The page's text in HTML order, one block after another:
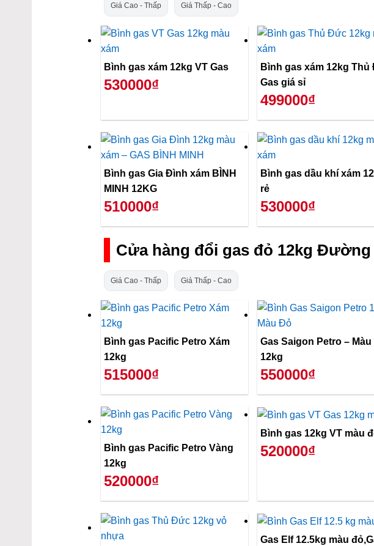
Giá Cao - Thấp Giá Thấp - Cao
Bình gas xám 12kg VT Gas
530000₫
Bình gas xám 12kg
Gas giá sỉ
499000₫
Bình gas Gia Đình xám BÌNH
MINH 12KG
510000₫
Bình gas dầu khí xám
rẻ
530000₫
Cửa hàng đổi gas đỏ 12kg Đường
Giá Cao - Thấp Giá Thấp - Cao
Bình gas Pacific Petro Xám
12kg
515000₫
Gas Saigon Petro –
12kg
550000₫
Bình gas Pacific Petro Vàng
12kg
520000₫
Bình gas 12kg VT màu
520000₫
Gas Elf 12.5kg màu